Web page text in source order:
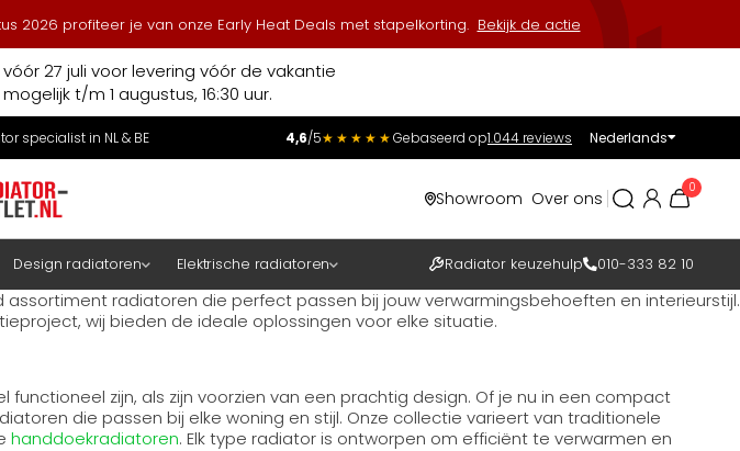
2026 profiteer je van onze Early Heat Deals met stapelkorting. Bekijk de actie
27 juli voor levering vóór de vakantie
t/m 1 augustus, 16:30 uur.
specialist in NL & BE 4,6/5★★★★★Gebaseerd op1.044 reviews Nederlands
Showroom Over ons
0
Design radiatoren Elektrische radiatoren Radiator keuzehulp 010-333 82 10
assortiment radiatoren die perfect passen bij jouw verwarmingsbehoeften en interieurstijl.
wij bieden de ideale oplossingen voor elke situatie.
zijn, als zijn voorzien van een prachtig design. Of je nu in een compact
die passen bij elke woning en stijl. Onze collectie varieert van traditionele
handdoekradiatoren. Elk type radiator is ontworpen om efficiënt te verwarmen en